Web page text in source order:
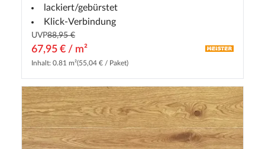
lackiert/gebürstet
Klick-Verbindung
UVP88,95 €
67,95 € / m²
Inhalt: 0.81 m²(55,04 € / Paket)